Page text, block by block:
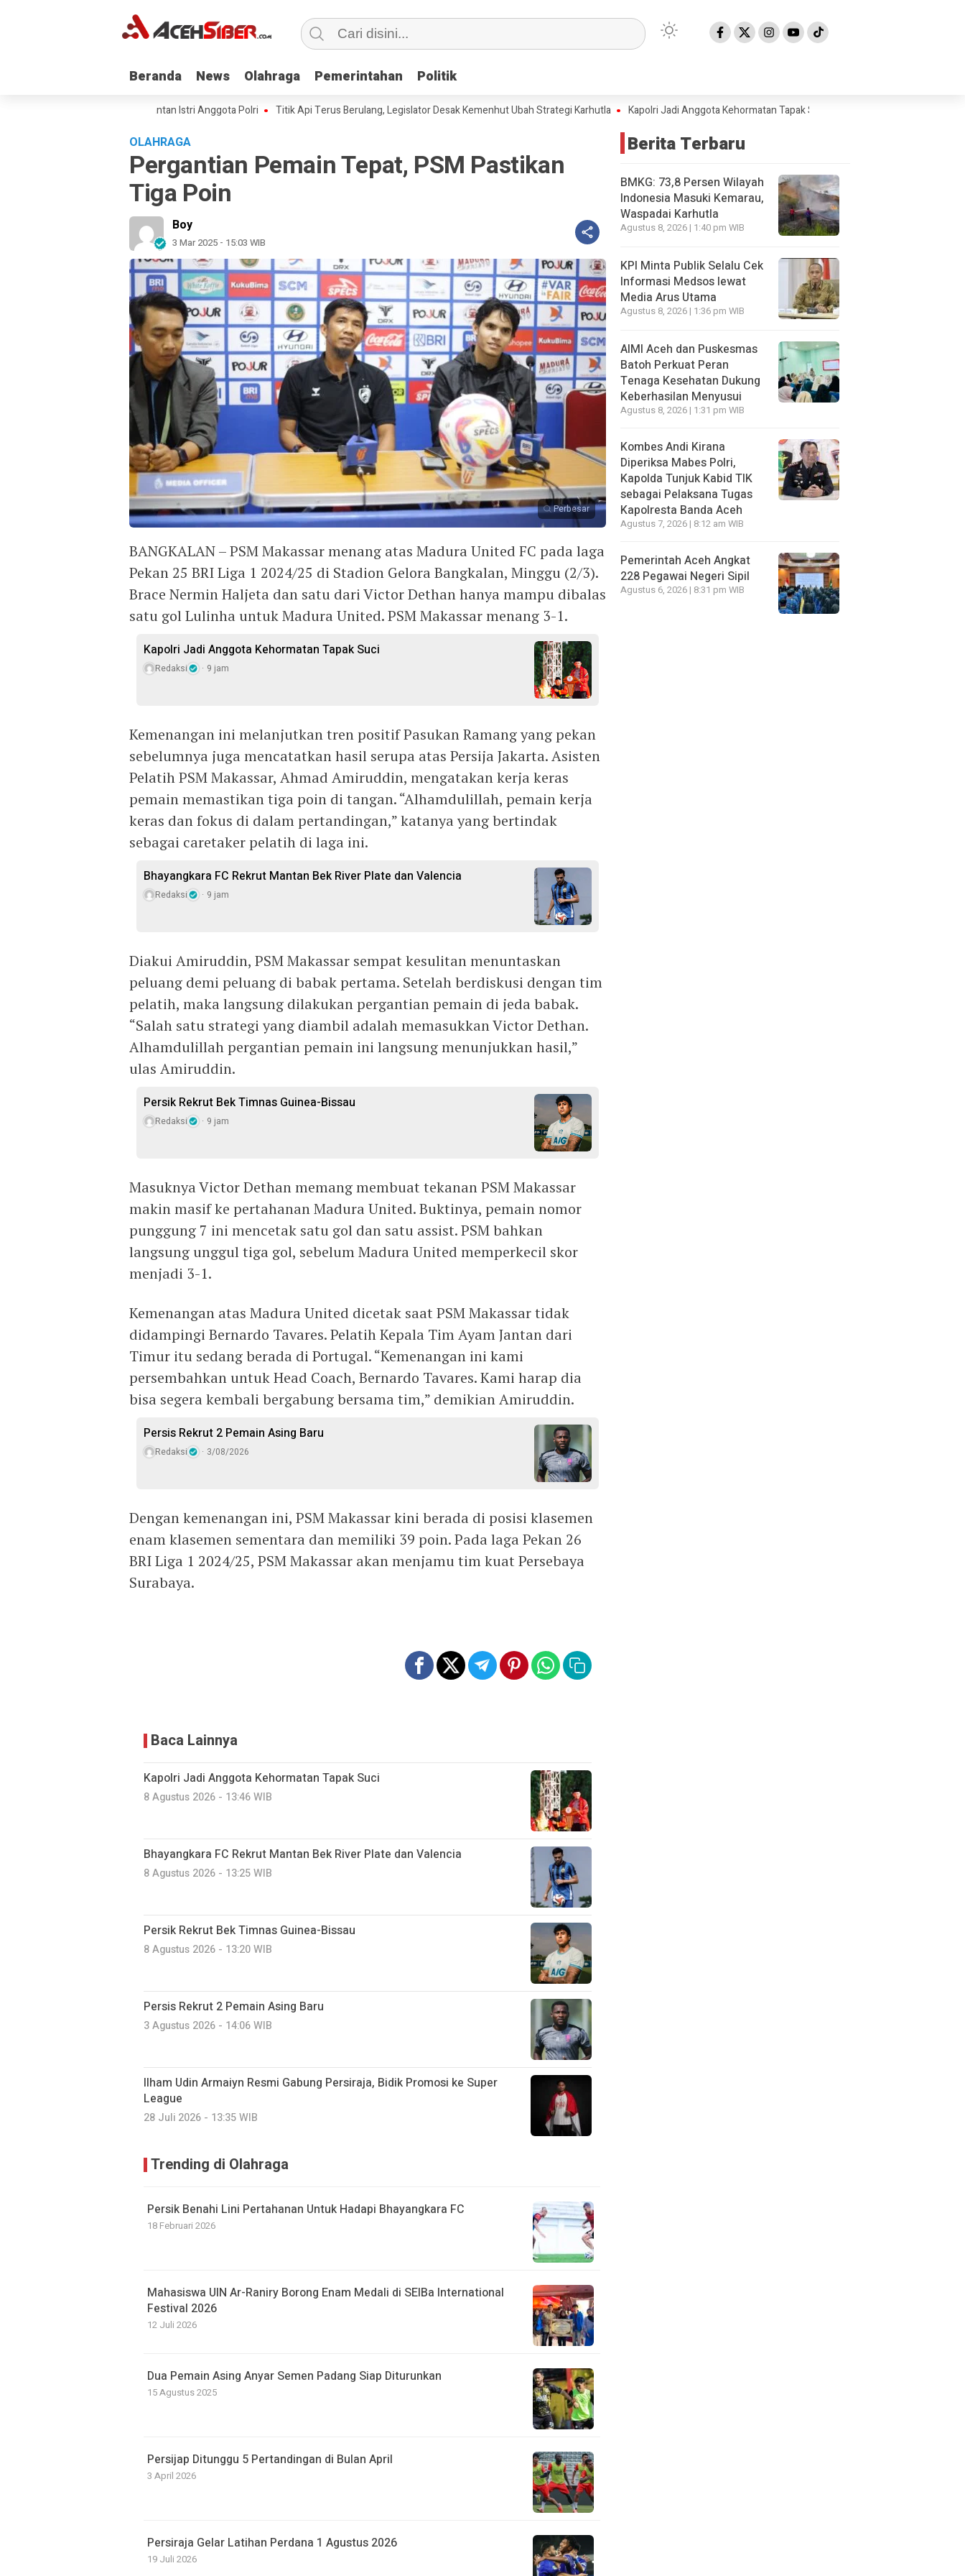
Beranda News Olahraga Pemerintahan Politik
Beranda News Olahraga Pemerintahan Politik
Kawal Kasus Kematian Mantan Istri Anggota Polri Titik Api Terus Berulang, Legislator Desak Kemenhut Ubah Strategi Karhutla Kapolri Jadi Anggota Kehormatan Tapak Suci
OLAHRAGA
Pergantian Pemain Tepat, PSM Pastikan
Tiga Poin
Boy
3 Mar 2025 - 15:03 WIB
Perbesar
BANGKALAN – PSM Makassar menang atas Madura United FC pada laga
Pekan 25 BRI Liga 1 2024/25 di Stadion Gelora Bangkalan, Minggu (2/3).
Brace Nermin Haljeta dan satu dari Victor Dethan hanya mampu dibalas
satu gol Lulinha untuk Madura United. PSM Makassar menang 3-1.
Kapolri Jadi Anggota Kehormatan Tapak Suci
Redaksi 9 jam
Kemenangan ini melanjutkan tren positif Pasukan Ramang yang pekan
sebelumnya juga mencatatkan hasil serupa atas Persija Jakarta. Asisten
Pelatih PSM Makassar, Ahmad Amiruddin, mengatakan kerja keras
pemain memastikan tiga poin di tangan. “Alhamdulillah, pemain kerja
keras dan fokus di dalam pertandingan,” katanya yang bertindak
sebagai caretaker pelatih di laga ini.
Bhayangkara FC Rekrut Mantan Bek River Plate dan Valencia
Redaksi 9 jam
Diakui Amiruddin, PSM Makassar sempat kesulitan menuntaskan
peluang demi peluang di babak pertama. Setelah berdiskusi dengan tim
pelatih, maka langsung dilakukan pergantian pemain di jeda babak.
“Salah satu strategi yang diambil adalah memasukkan Victor Dethan.
Alhamdulillah pergantian pemain ini langsung menunjukkan hasil,”
ulas Amiruddin.
Persik Rekrut Bek Timnas Guinea-Bissau
Redaksi 9 jam
Masuknya Victor Dethan memang membuat tekanan PSM Makassar
makin masif ke pertahanan Madura United. Buktinya, pemain nomor
punggung 7 ini mencetak satu gol dan satu assist. PSM bahkan
langsung unggul tiga gol, sebelum Madura United memperkecil skor
menjadi 3-1.
Kemenangan atas Madura United dicetak saat PSM Makassar tidak
didampingi Bernardo Tavares. Pelatih Kepala Tim Ayam Jantan dari
Timur itu sedang berada di Portugal. “Kemenangan ini kami
persembahkan untuk Head Coach, Bernardo Tavares. Kami harap dia
bisa segera kembali bergabung bersama tim,” demikian Amiruddin.
Persis Rekrut 2 Pemain Asing Baru
Redaksi 3/08/2026
Dengan kemenangan ini, PSM Makassar kini berada di posisi klasemen
enam klasemen sementara dan memiliki 39 poin. Pada laga Pekan 26
BRI Liga 1 2024/25, PSM Makassar akan menjamu tim kuat Persebaya
Surabaya.
Baca Lainnya
Kapolri Jadi Anggota Kehormatan Tapak Suci
8 Agustus 2026 - 13:46 WIB
Bhayangkara FC Rekrut Mantan Bek River Plate dan Valencia
8 Agustus 2026 - 13:25 WIB
Persik Rekrut Bek Timnas Guinea-Bissau
8 Agustus 2026 - 13:20 WIB
Persis Rekrut 2 Pemain Asing Baru
3 Agustus 2026 - 14:06 WIB
Ilham Udin Armaiyn Resmi Gabung Persiraja, Bidik Promosi ke Super
League
28 Juli 2026 - 13:35 WIB
Trending di Olahraga
Persik Benahi Lini Pertahanan Untuk Hadapi Bhayangkara FC
18 Februari 2026
Mahasiswa UIN Ar-Raniry Borong Enam Medali di SEIBa International
Festival 2026
12 Juli 2026
Dua Pemain Asing Anyar Semen Padang Siap Diturunkan
15 Agustus 2025
Persijap Ditunggu 5 Pertandingan di Bulan April
3 April 2026
Persiraja Gelar Latihan Perdana 1 Agustus 2026
19 Juli 2026
Berita Terbaru
BMKG: 73,8 Persen Wilayah
Indonesia Masuki Kemarau,
Waspadai Karhutla
Agustus 8, 2026 | 1:40 pm WIB
KPI Minta Publik Selalu Cek
Informasi Medsos lewat
Media Arus Utama
Agustus 8, 2026 | 1:36 pm WIB
AIMI Aceh dan Puskesmas
Batoh Perkuat Peran
Tenaga Kesehatan Dukung
Keberhasilan Menyusui
Agustus 8, 2026 | 1:31 pm WIB
Kombes Andi Kirana
Diperiksa Mabes Polri,
Kapolda Tunjuk Kabid TIK
sebagai Pelaksana Tugas
Kapolresta Banda Aceh
Agustus 7, 2026 | 8:12 am WIB
Pemerintah Aceh Angkat
228 Pegawai Negeri Sipil
Agustus 6, 2026 | 8:31 pm WIB